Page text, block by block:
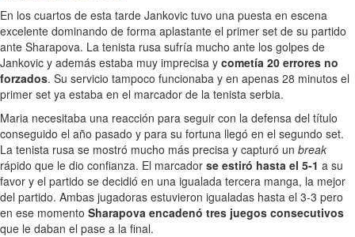
En los cuartos de esta tarde Jankovic tuvo una puesta en escena
excelente dominando de forma aplastante el primer set de su partido
ante Sharapova. La tenista rusa sufría mucho ante los golpes de
Jankovic y además estaba muy imprecisa y cometía 20 errores no
forzados. Su servicio tampoco funcionaba y en apenas 28 minutos el
primer set ya estaba en el marcador de la tenista serbia.
Maria necesitaba una reacción para seguir con la defensa del título
conseguido el año pasado y para su fortuna llegó en el segundo set.
La tenista rusa se mostró mucho más precisa y capturó un break
rápido que le dio confianza. El marcador se estiró hasta el 5-1 a su
favor y el partido se decidió en una igualada tercera manga, la mejor
del partido. Ambas jugadoras estuvieron igualadas hasta el 3-3 pero
en ese momento Sharapova encadenó tres juegos consecutivos
que le daban el pase a la final.